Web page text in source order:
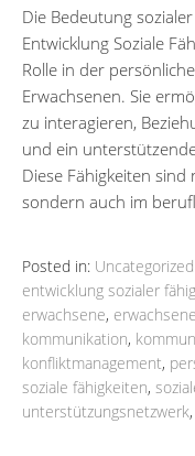
Die Bedeutung
Entwicklung Soziale
Rolle in der
Erwachsenen. Sie
zu interagieren,
und ein
Diese Fähigkeiten
sondern auch im
Posted in: Uncategorized
entwicklung sozialer
erwachsene,
kommunikation,
konfliktmanagement,
soziale fähigkeiten,
unterstützungsnetzwerk,